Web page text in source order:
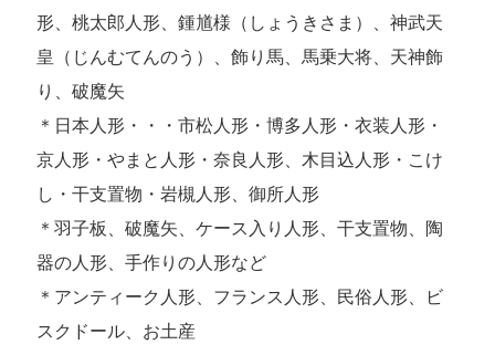
形、桃太郎人形、鍾馗様（しょうきさま）、神武天
皇（じんむてんのう）、飾り馬、馬乗大将、天神飾
り、破魔矢
＊日本人形・・・市松人形・博多人形・衣装人形・
京人形・やまと人形・奈良人形、木目込人形・こけ
し・干支置物・岩槻人形、御所人形
＊羽子板、破魔矢、ケース入り人形、干支置物、陶
器の人形、手作りの人形など
＊アンティーク人形、フランス人形、民俗人形、ビ
スクドール、お土産